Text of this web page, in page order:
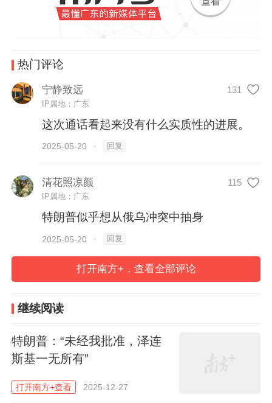
从美俄双方释放的信息来看，这次通话两国
领导人已经没有曾经的热情了，可能达成的
唯一交易，就是普京以和平谈判的表态换取
俄罗斯方面透露，两国元首讨论了俄美关系
现状，一致主张继续推动两国关系正常化进
实现美俄关系正常化，这个不得而知。可以
热门评论
宁静致远 131
IP属地：广东
这次通话看起来没有什么实质性的进展。
2025-05-20 · 回复
清花照凉颜 115
IP属地：广东
特朗普似乎想从俄乌冲突中抽身
2025-05-20 · 回复
打开南方+，查看全部评论
继续阅读
特朗普：“未经我批准，泽连
斯基一无所有”
打开南方+查看 2025-12-27